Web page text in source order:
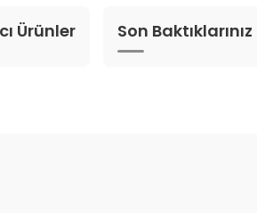
Ürünler Son Baktıklarınız